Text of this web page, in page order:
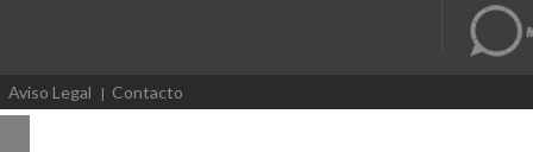
Aviso Legal Contacto